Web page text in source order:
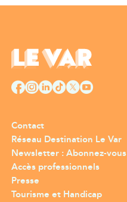
Contact
Réseau Destination Le Var
Newsletter : Abonnez-vous
Accès professionnels
Presse
Tourisme et Handicap